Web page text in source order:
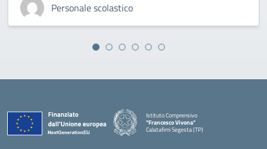
Personale scolastico
Istituto Comprensivo
"Francesco Vivona"
Calatafimi Segesta (TP)
— Visita la pagina iniziale della scuola